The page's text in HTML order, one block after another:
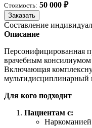
Стоимость: 50 000 ₽
Заказать
Составление
Описание
Персонифицированная
врачебным консилиумом
Включающая
мультидисциплинарный
Для кого подходит
Пациентам с:
Наркоманией